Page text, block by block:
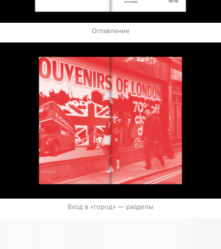
Оглавление
Вход в «город» — разделы